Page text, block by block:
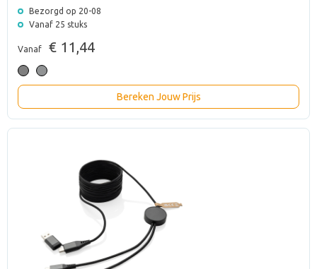
Bezorgd op 20-08
Vanaf 25 stuks
Vanaf € 11,44
Bereken Jouw Prijs